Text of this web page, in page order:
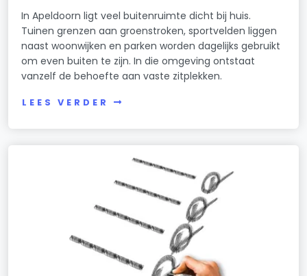
In Apeldoorn ligt veel buitenruimte dicht bij huis.
Tuinen grenzen aan groenstroken, sportvelden liggen
naast woonwijken en parken worden dagelijks gebruikt
om even buiten te zijn. In die omgeving ontstaat
vanzelf de behoefte aan vaste zitplekken.
LEES VERDER